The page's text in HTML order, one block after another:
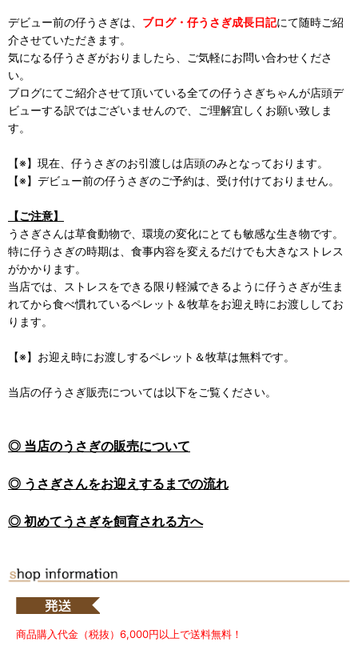
デビュー前の仔うさぎは、 ブログ・仔うさぎ成長日記にて随時ご紹
介させていただきます。
気になる仔うさぎがおりましたら、ご気軽にお問い合わせくださ
い。
ブログにてご紹介させて頂いている全ての仔うさぎちゃんが店頭デ
ビューする訳ではございませんので、ご理解宜しくお願い致しま
す。
【※】現在、仔うさぎのお引渡しは店頭のみとなっております。
【※】デビュー前の仔うさぎのご予約は、受け付けておりません。
【ご注意】
うさぎさんは草食動物で、環境の変化にとても敏感な生き物です。
特に仔うさぎの時期は、食事内容を変えるだけでも大きなストレス
がかかります。
当店では、ストレスをできる限り軽減できるように仔うさぎが生ま
れてから食べ慣れているペレット＆牧草をお迎え時にお渡ししてお
ります。
【※】お迎え時にお渡しするペレット＆牧草は無料です。
当店の仔うさぎ販売については以下をご覧ください。
◎ 当店のうさぎの販売について
◎ うさぎさんをお迎えするまでの流れ
◎ 初めてうさぎを飼育される方へ
商品購入代金（税抜）6,000円以上で送料無料！